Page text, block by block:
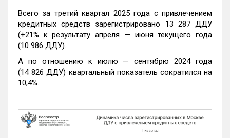
Всего за третий квартал 2025 года с привлечением
кредитных средств зарегистрировано 13 287 ДДУ
(+21% к результату апреля — июня текущего года
(10 986 ДДУ).
А по отношению к июлю — сентябрю 2024 года
(14 826 ДДУ) квартальный показатель сократился на
10,4%.